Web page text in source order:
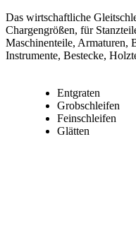
Das wirtschaftliche
Chargengrößen, für
Maschinenteile, Armaturen,
Instrumente, Bestecke,
Entgraten
Grobschleifen
Feinschleifen
Glätten